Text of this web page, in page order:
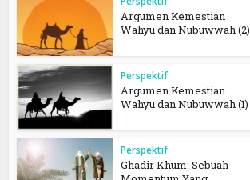
Argumen Kemestian
Wahyu dan Nubuwwah (2)
Perspektif
Argumen Kemestian
Wahyu dan Nubuwwah (1)
Perspektif
Ghadir Khum: Sebuah